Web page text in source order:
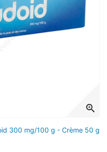
zoom_in
300 mg/100 g - Crème 50 g